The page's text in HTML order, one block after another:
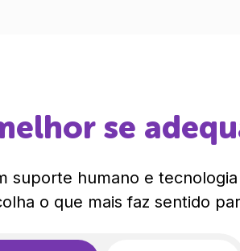
se
suporte humano e
o que mais faz sentido